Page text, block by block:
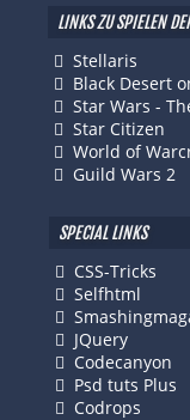
LINKS ZU SPIELEN
Stellaris
Black Desert
Star Wars -
Star Citizen
World of
Guild Wars 2
SPECIAL LINKS
CSS-Tricks
Selfhtml
JQuery
Codecanyon
Psd tuts Plus
Codrops